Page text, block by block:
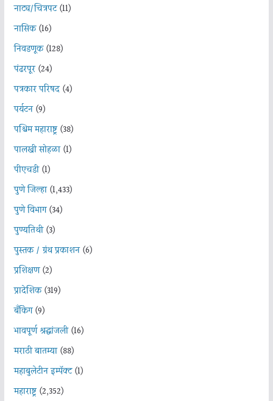
नाट्य/चित्रपट(11)
नासिक(16)
निवडणूक(128)
पंढरपूर(24)
पत्रकार परिषद(4)
पर्यटन(9)
पश्चिम महाराष्ट्र(38)
पालखी सोहळा(1)
पीएचडी(1)
पुणे जिल्हा(1,433)
पुणे विभाग(34)
पुण्यतिथी(3)
पुस्तक / ग्रंथ प्रकाशन(6)
प्रशिक्षण(2)
प्रादेशिक(319)
बँकिंग(9)
भावपूर्ण श्रद्धांजली(16)
मराठी बातम्या(88)
महाबुलेटीन इम्पॅक्ट(1)
महाराष्ट्र(2,352)